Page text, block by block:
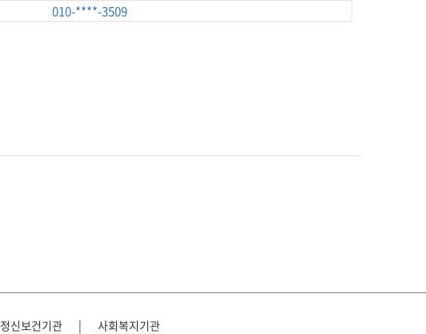
010-****-3509
정신보건기관 | 사회복지기관